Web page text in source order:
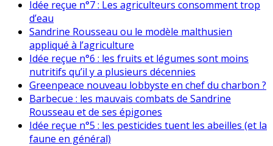
Idée reçue n°7 : Les agriculteurs consomment trop
d’eau
Sandrine Rousseau ou le modèle malthusien
appliqué à l’agriculture
Idée reçue n°6 : les fruits et légumes sont moins
nutritifs qu’il y a plusieurs décennies
Greenpeace nouveau lobbyste en chef du charbon ?
Barbecue : les mauvais combats de Sandrine
Rousseau et de ses épigones
Idée reçue n°5 : les pesticides tuent les abeilles (et la
faune en général)